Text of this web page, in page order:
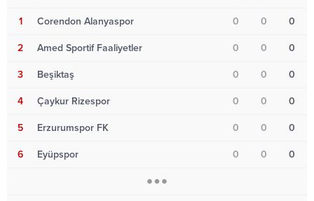
1 Corendon Alanyaspor 0 0 0
2 Amed Sportif Faaliyetler 0 0 0
3 Beşiktaş 0 0 0
4 Çaykur Rizespor 0 0 0
5 Erzurumspor FK 0 0 0
6 Eyüpspor 0 0 0